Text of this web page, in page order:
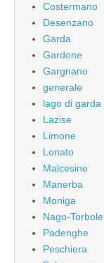
Costermano
Desenzano
Garda
Gardone
Gargnano
generale
lago di garda
Lazise
Limone
Lonato
Malcesine
Manerba
Moniga
Nago-Torbole
Padenghe
Peschiera